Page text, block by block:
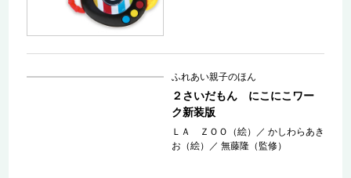
ふれあい親子のほん
２さいだもん にこにこワー
ク新装版
ＬＡ ＺＯＯ（絵） ／かしわらあき
お（絵）
／無藤隆（監修）